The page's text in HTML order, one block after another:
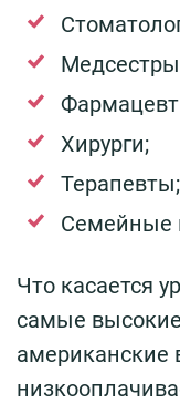
Хирурги;
Терапевты;
Семейные
Что касается
самые
американские